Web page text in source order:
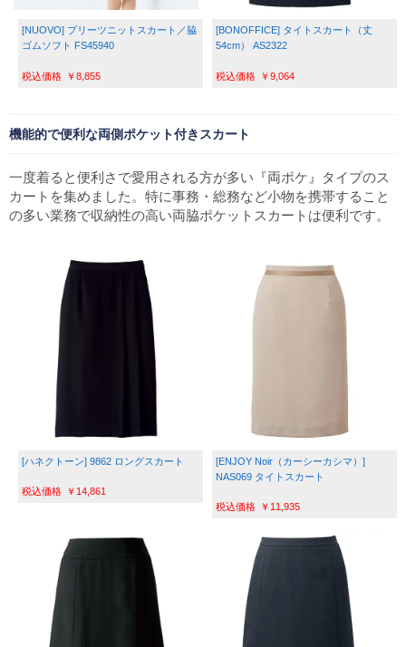
[NUOVO] プリーツニットスカート／脇
ゴムソフト FS45940
￥8,855
[BONOFFICE] タイトスカート（丈
54cm） AS2322
￥9,064
機能的で便利な両側ポケット付きスカート
一度着ると便利さで愛用される方が多い『両ポケ』タイプのス
カートを集めました。特に事務・総務など小物を携帯すること
の多い業務で収納性の高い両脇ポケットスカートは便利です。
[ハネクトーン] 9862 ロングスカート
￥14,861
[ENJOY Noir（カーシーカシマ）]
NAS069 タイトスカート
￥11,935